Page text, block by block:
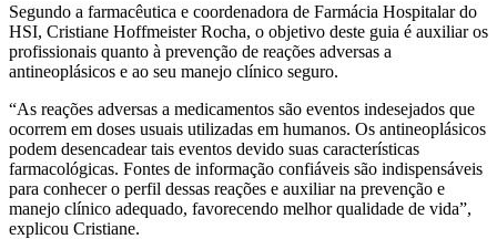
Segundo a farmacêutica e coordenadora de Farmácia Hospitalar do
HSI, Cristiane Hoffmeister Rocha, o objetivo deste guia é auxiliar os
profissionais quanto à prevenção de reações adversas a
antineoplásicos e ao seu manejo clínico seguro.
“As reações adversas a medicamentos são eventos indesejados que
ocorrem em doses usuais utilizadas em humanos. Os antineoplásicos
podem desencadear tais eventos devido suas características
farmacológicas. Fontes de informação confiáveis são indispensáveis
para conhecer o perfil dessas reações e auxiliar na prevenção e
manejo clínico adequado, favorecendo melhor qualidade de vida”,
explicou Cristiane.